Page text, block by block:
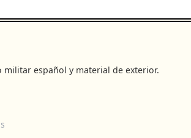
militar español y material de exterior.